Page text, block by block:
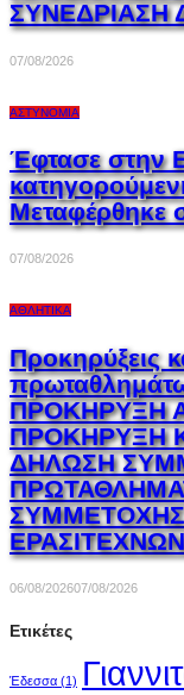
ΣΥΝΕΔΡΙΑΣΗ
07/08/2026
ΑΣΤΥΝΟΜΊΑ
Έφτασε στην
Μεταφέρθηκε
07/08/2026
ΑΘΛΗΤΙΚΆ
Προκηρύξεις
ΠΡΟΚΗΡΥΞΗ
ΠΡΟΚΗΡΥΞΗ
ΔΗΛΩΣΗ
06/08/202607/08/2026
Ετικέτες
Έδεσσα (1)